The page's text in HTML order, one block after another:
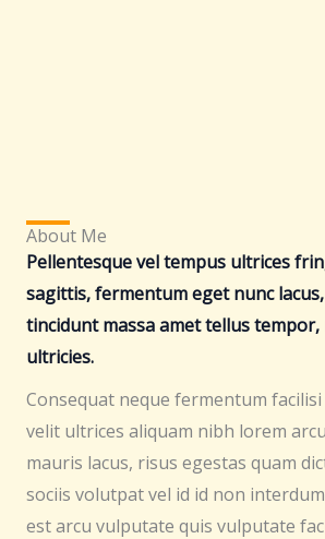
About Me
Pellentesque vel tempus ultrices
sagittis, fermentum eget nunc
tincidunt massa amet tellus
ultricies.
Consequat neque fermentum
velit ultrices aliquam nibh lorem
mauris lacus, risus egestas quam
sociis volutpat vel id id non
est arcu vulputate quis vulputate